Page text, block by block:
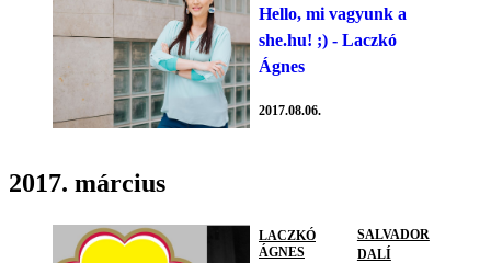
Hello, mi vagyunk a
she.hu! ;) - Laczkó
Ágnes
2017.08.06.
2017. március
LACZKÓ
ÁGNES
SALVADOR
DALÍ